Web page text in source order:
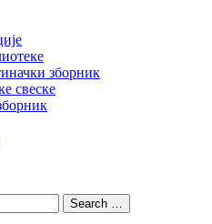
зборник
свеске
Search …